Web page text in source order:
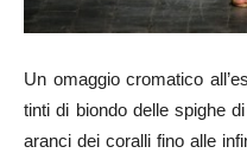
Un omaggio cromatico
tinti di biondo delle spighe
aranci dei coralli fino alle